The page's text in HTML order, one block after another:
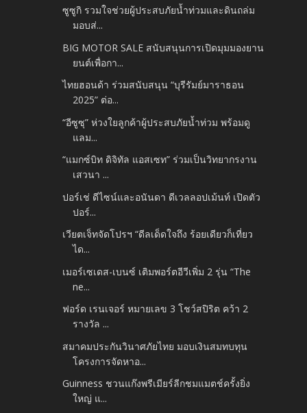
ซูซูกิ รวมใจช่วยผู้ประสบภัยน้ำท่วมและดินถล่ม
มอบส่...
BIG MOTOR SALE สนับสนุนการเปิดมุมมองยาน
ยนต์เพื่อกา...
ไทยฮอนด้า ร่วมสนับสนุน “บุรีรัมย์มาราธอน
2025” ต่อ...
“อีซูซุ” ห่วงใยลูกค้าผู้ประสบภัยน้ำท่วม พร้อมดู
แลม...
“แมกซ์บิท ดิจิทัล แอสเซท” ร่วมเป็นวิทยากรงาน
เสวนา ...
ปอร์เช่ ดีไซน์และอนันดา ดีเวลลอปเม้นท์ เปิดตัว
ปอร์...
เวียตเจ็ทจัดโปรฯ “ดีลเด็ดใจถึง ร้อยเดียวก็เที่ยว
ได...
เมอร์เซเดส-เบนซ์ เติมพอร์ตอีวีเพิ่ม 2 รุ่น “The
ne...
ฟอร์ด เรนเจอร์ หมายเลข 3 โชว์สปิริต คว้า 2
รางวัล ...
สมาคมประกันวินาศภัยไทย มอบเงินสมทบทุน
โครงการจัดหาอ...
Guinness ชวนแก๊งพรีเมียร์ลีกชมแมตช์ครั้งยิ่ง
ใหญ่ แ...